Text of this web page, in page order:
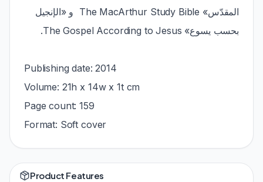
المقدّس» The MacArthur Study Bible و «الإنجيل
بحسب يسوع» The Gospel According to Jesus.
Publishing date: 2014
Volume: 21h x 14w x 1t cm
Page count: 159
Format: Soft cover
Product Features